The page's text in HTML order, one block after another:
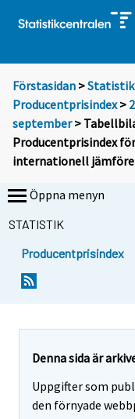
Förstasidan >Statistik
Producentprisindex>
september>
Producentprisindex
internationell
Öppna menyn
STATISTIK
Producentprisindex
Denna sida är
Uppgifter som
den förnyade